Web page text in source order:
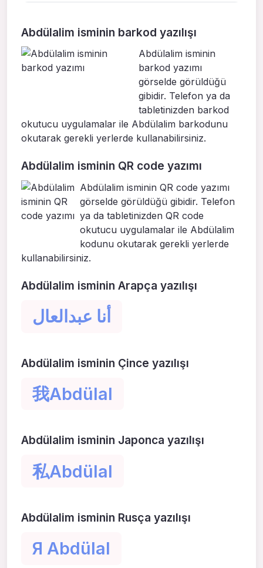
Abdülalim isminin barkod yazılışı
Abdülalim isminin
barkod yazımı
görselde görüldüğü
gibidir. Telefon ya da
tabletinizden barkod
okutucu uygulamalar ile Abdülalim barkodunu
okutarak gerekli yerlerde kullanabilirsiniz.
Abdülalim isminin QR code yazımı
Abdülalim isminin QR code yazımı
görselde görüldüğü gibidir. Telefon
ya da tabletinizden QR code
okutucu uygulamalar ile Abdülalim
kodunu okutarak gerekli yerlerde
kullanabilirsiniz.
Abdülalim isminin Arapça yazılışı
أنا عبدالعال
Abdülalim isminin Çince yazılışı
我Abdülal
Abdülalim isminin Japonca yazılışı
私Abdülal
Abdülalim isminin Rusça yazılışı
Я Abdülal